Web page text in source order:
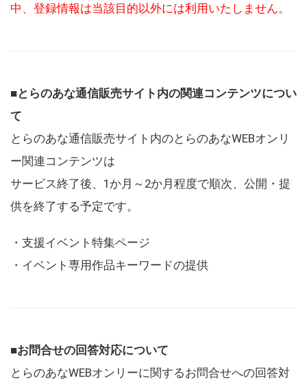
中、登録情報は当該目的以外には利用いたしません。
■とらのあな通信販売サイト内の関連コンテンツについ
て
とらのあな通信販売サイト内のとらのあなWEBオンリ
ー関連コンテンツは
サービス終了後、1か月～2か月程度で順次、公開・提
供を終了する予定です。
・支援イベント特集ページ
・イベント専用作品キーワードの提供
■お問合せの回答対応について
とらのあなWEBオンリーに関するお問合せへの回答対